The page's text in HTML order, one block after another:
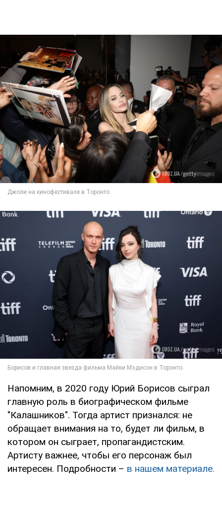
Напомним, в 2020 году Юрий Борисов сыграл
главную роль в биографическом фильме
"Калашников". Тогда артист признался: не
обращает внимания на то, будет ли фильм, в
котором он сыграет, пропагандистским.
Артисту важнее, чтобы его персонаж был
интересен. Подробности – в нашем материале.